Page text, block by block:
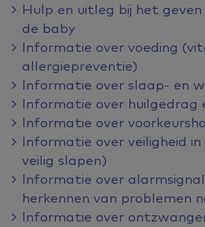
Hulp en uitleg bij het
de baby
Informatie over voeding
allergiepreventie)
Informatie over slaap- en
Informatie over huilgedrag
Informatie over
Informatie over veiligheid in
veilig slapen)
Informatie over
herkennen van problemen
Informatie over